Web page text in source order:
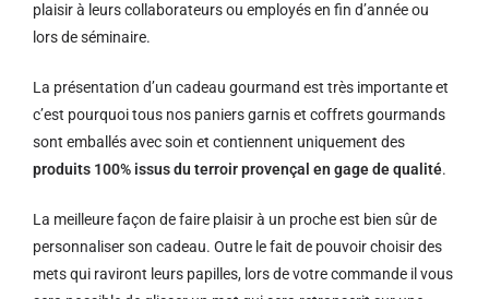
plaisir à leurs collaborateurs ou employés en fin d’année ou
lors de séminaire.
La présentation d’un cadeau gourmand est très importante et
c’est pourquoi tous nos paniers garnis et coffrets gourmands
sont emballés avec soin et contiennent uniquement des
produits 100% issus du terroir provençal en gage de qualité.
La meilleure façon de faire plaisir à un proche est bien sûr de
personnaliser son cadeau. Outre le fait de pouvoir choisir des
mets qui raviront leurs papilles, lors de votre commande il vous